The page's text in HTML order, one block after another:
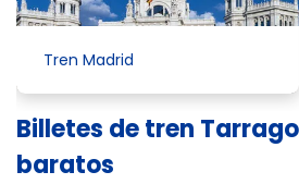
Tren Madrid
Billetes de tren
baratos